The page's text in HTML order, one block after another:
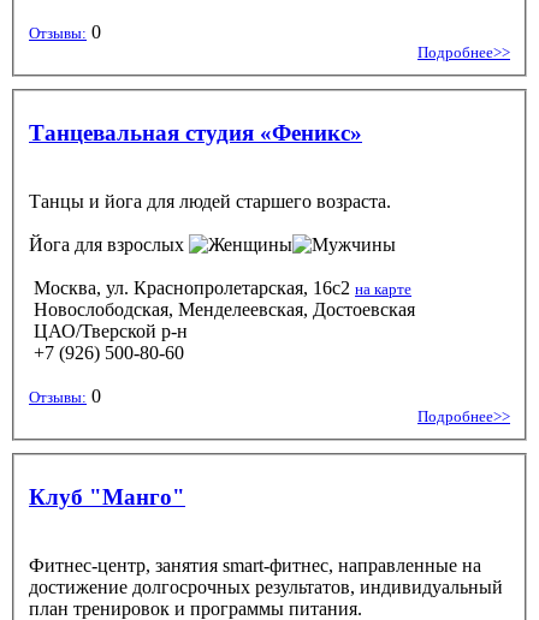
Отзывы: 0
Подробнее>>
Танцевальная студия «Феникс»
Танцы и йога для людей старшего возраста.
Йога для взрослых
Москва, ул. Краснопролетарская, 16с2 на карте
Новослободская, Менделеевская, Достоевская
ЦАО/Тверской р-н
+7 (926) 500-80-60
Отзывы: 0
Подробнее>>
Клуб "Манго"
Фитнес-центр, занятия smart-фитнес, направленные на
достижение долгосрочных результатов, индивидуальный
план тренировок и программы питания.